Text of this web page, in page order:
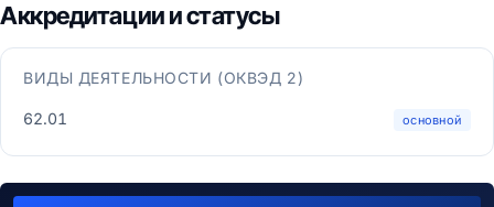
Аккредитации и статусы
ВИДЫ ДЕЯТЕЛЬНОСТИ (ОКВЭД 2)
62.01 основной